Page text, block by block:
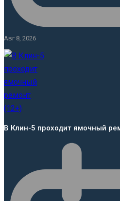
Авг 8, 2026
В Клин-5 проходит ямочный